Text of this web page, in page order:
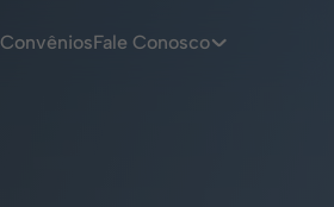
ConvêniosFale Conosco